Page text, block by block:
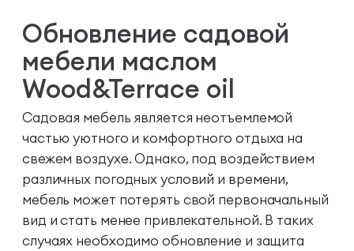
Обновление садовой
мебели маслом
Wood&Terrace oil
Садовая мебель является неотъемлемой
частью уютного и комфортного отдыха на
свежем воздухе. Однако, под воздействием
различных погодных условий и времени,
мебель может потерять свой первоначальный
вид и стать менее привлекательной. В таких
случаях необходимо обновление и защита